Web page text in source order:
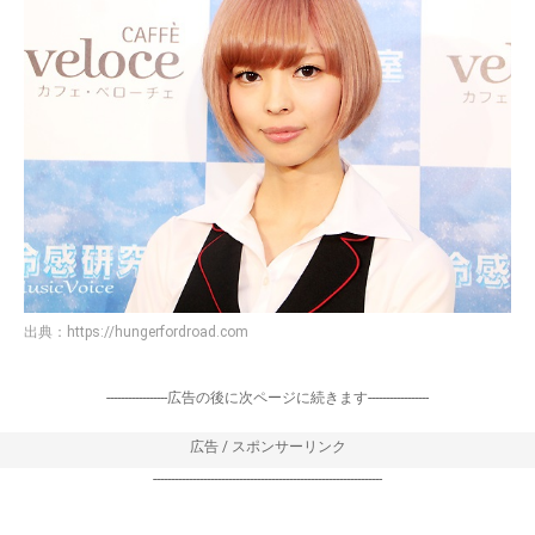
出典： https://hungerfordroad.com
-----------------広告の後に次ページに続きます-----------------
広告 / スポンサーリンク
----------------------------------------------------------------